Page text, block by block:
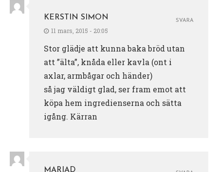
KERSTIN SIMON
11 mars, 2015 - 20:05
Stor glädje att kunna baka bröd utan
att ”älta”, knåda eller kavla (ont i
axlar, armbågar och händer)
så jag väldigt glad, ser fram emot att
köpa hem ingredienserna och sätta
igång. Kärran
SVARA
MARIAD